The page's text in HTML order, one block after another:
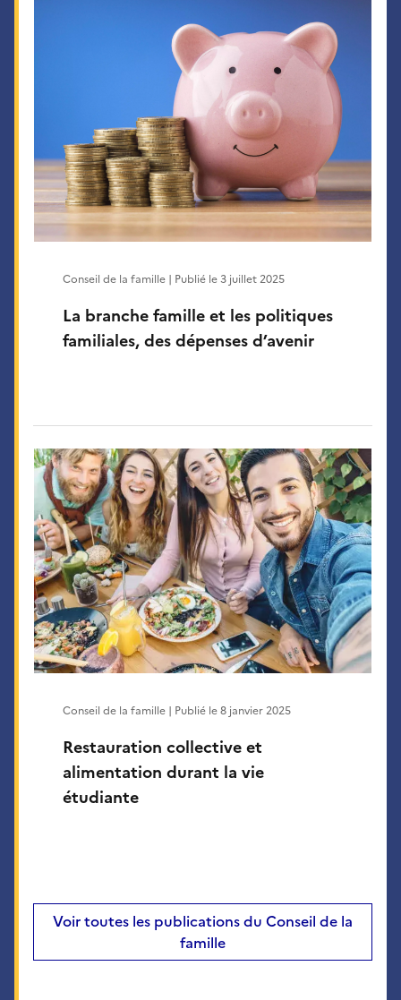
La branche famille et les politiques
familiales, des dépenses d’avenir
Conseil de la famille | Publié le3 juillet 2025
Restauration collective et
alimentation durant la vie
étudiante
Conseil de la famille | Publié le8 janvier 2025
Voir toutes les publications du Conseil de la
famille